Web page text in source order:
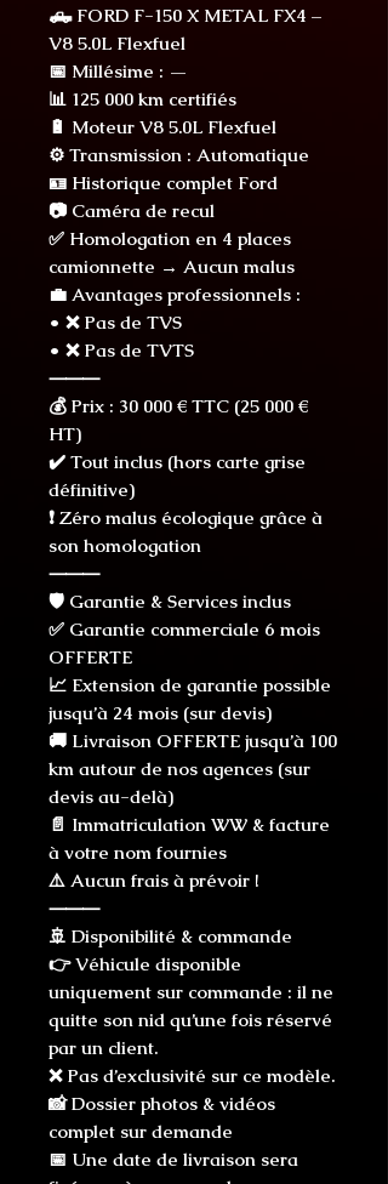
🛻 FORD F-150 X METAL FX4 –
V8 5.0L Flexfuel
📅 Millésime : —
📊 125 000 km certifiés
🔋 Moteur V8 5.0L Flexfuel
⚙️ Transmission : Automatique
🪪 Historique complet Ford
📷 Caméra de recul
✅ Homologation en 4 places
camionnette → Aucun malus
💼 Avantages professionnels :
• ❌ Pas de TVS
• ❌ Pas de TVTS
⸻
💰 Prix : 30 000 € TTC (25 000 €
HT)
✔️ Tout inclus (hors carte grise
définitive)
❗ Zéro malus écologique grâce à
son homologation
⸻
🛡️ Garantie & Services inclus
✅ Garantie commerciale 6 mois
OFFERTE
📈 Extension de garantie possible
jusqu’à 24 mois (sur devis)
🚚 Livraison OFFERTE jusqu’à 100
km autour de nos agences (sur
devis au-delà)
📄 Immatriculation WW & facture
à votre nom fournies
⚠️ Aucun frais à prévoir !
⸻
🚢 Disponibilité & commande
👉 Véhicule disponible
uniquement sur commande : il ne
quitte son nid qu’une fois réservé
par un client.
❌ Pas d’exclusivité sur ce modèle.
📸 Dossier photos & vidéos
complet sur demande
📅 Une date de livraison sera